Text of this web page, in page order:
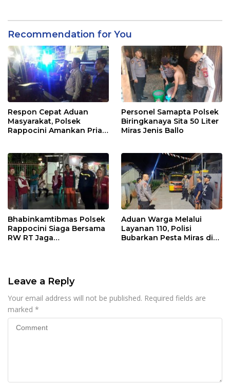
Recommendation for You
Respon Cepat Aduan
Masyarakat, Polsek
Rappocini Amankan Pria
Personel Samapta Polsek
Biringkanaya Sita 50 Liter
Miras Jenis Ballo
Bhabinkamtibmas Polsek
Rappocini Siaga Bersama
RW RT Jaga
Aduan Warga Melalui
Layanan 110, Polisi
Bubarkan Pesta Miras di
Leave a Reply
Your email address will not be published. Required fields are
marked *